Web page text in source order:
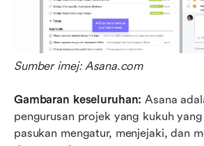
Sumber imej: Asana.com
Gambaran keseluruhan: Asana
pengurusan projek yang kukuh
pasukan mengatur, menjejaki, dan